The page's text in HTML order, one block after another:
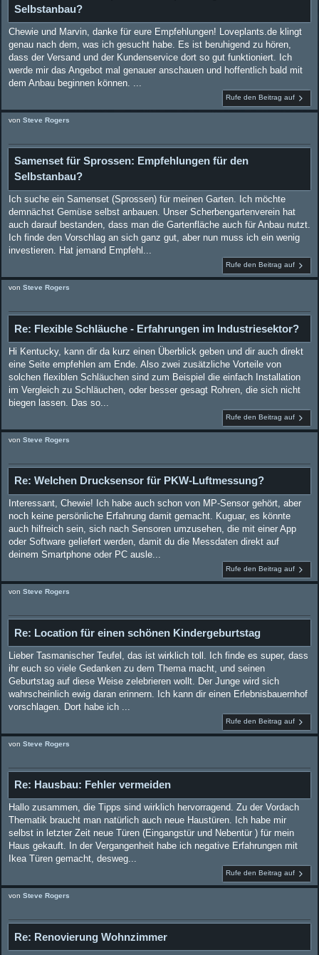
Selbstanbau?
Chewie und Marvin, danke für eure Empfehlungen! Loveplants.de klingt
genau nach dem, was ich gesucht habe. Es ist beruhigend zu hören,
dass der Versand und der Kundenservice dort so gut funktioniert. Ich
werde mir das Angebot mal genauer anschauen und hoffentlich bald mit
dem Anbau beginnen können. ...
Rufe den Beitrag auf
von Steve Rogers
Samenset für Sprossen: Empfehlungen für den
Selbstanbau?
Ich suche ein Samenset (Sprossen) für meinen Garten. Ich möchte
demnächst Gemüse selbst anbauen. Unser Scherbengartenverein hat
auch darauf bestanden, dass man die Gartenfläche auch für Anbau nutzt.
Ich finde den Vorschlag an sich ganz gut, aber nun muss ich ein wenig
investieren. Hat jemand Empfehl...
Rufe den Beitrag auf
von Steve Rogers
Re: Flexible Schläuche - Erfahrungen im Industriesektor?
Hi Kentucky, kann dir da kurz einen Überblick geben und dir auch direkt
eine Seite empfehlen am Ende. Also zwei zusätzliche Vorteile von
solchen flexiblen Schläuchen sind zum Beispiel die einfach Installation
im Vergleich zu Schläuchen, oder besser gesagt Rohren, die sich nicht
biegen lassen. Das so...
Rufe den Beitrag auf
von Steve Rogers
Re: Welchen Drucksensor für PKW-Luftmessung?
Interessant, Chewie! Ich habe auch schon von MP-Sensor gehört, aber
noch keine persönliche Erfahrung damit gemacht. Kuguar, es könnte
auch hilfreich sein, sich nach Sensoren umzusehen, die mit einer App
oder Software geliefert werden, damit du die Messdaten direkt auf
deinem Smartphone oder PC ausle...
Rufe den Beitrag auf
von Steve Rogers
Re: Location für einen schönen Kindergeburtstag
Lieber Tasmanischer Teufel, das ist wirklich toll. Ich finde es super, dass
ihr euch so viele Gedanken zu dem Thema macht, und seinen
Geburtstag auf diese Weise zelebrieren wollt. Der Junge wird sich
wahrscheinlich ewig daran erinnern. Ich kann dir einen Erlebnisbauernhof
vorschlagen. Dort habe ich ...
Rufe den Beitrag auf
von Steve Rogers
Re: Hausbau: Fehler vermeiden
Hallo zusammen, die Tipps sind wirklich hervorragend. Zu der Vordach
Thematik braucht man natürlich auch neue Haustüren. Ich habe mir
selbst in letzter Zeit neue Türen (Eingangstür und Nebentür ) für mein
Haus gekauft. In der Vergangenheit habe ich negative Erfahrungen mit
Ikea Türen gemacht, desweg...
Rufe den Beitrag auf
von Steve Rogers
Re: Renovierung Wohnzimmer